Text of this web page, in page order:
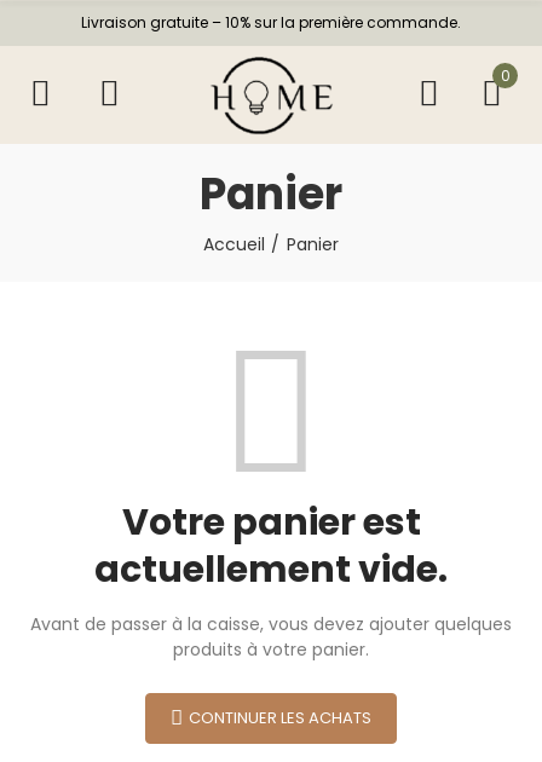
Livraison gratuite – 10% sur la première commande.
0
Panier
Accueil Panier
Votre panier est
actuellement vide.
Avant de passer à la caisse, vous devez ajouter quelques
produits à votre panier.
CONTINUER LES ACHATS